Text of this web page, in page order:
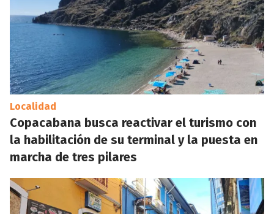
Localidad
Copacabana busca reactivar el turismo con
la habilitación de su terminal y la puesta en
marcha de tres pilares